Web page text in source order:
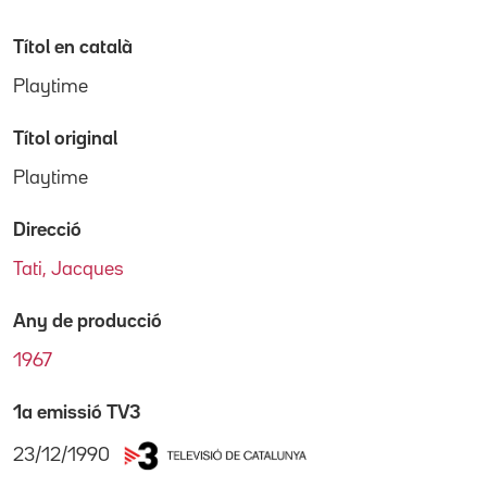
Títol en català
Playtime
Títol original
Playtime
Direcció
Tati, Jacques
Any de producció
1967
1a emissió TV3
23/12/1990